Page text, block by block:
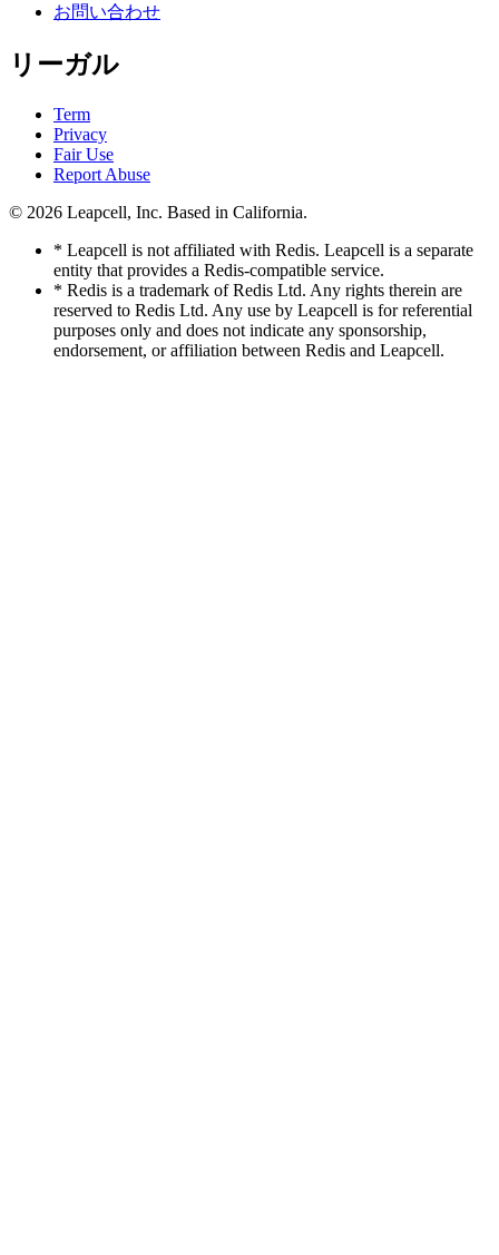
お問い合わせ
リーガル
Term
Privacy
Fair Use
Report Abuse
© 2026 Leapcell, Inc. Based in California.
* Leapcell is not affiliated with Redis. Leapcell is a separate
entity that provides a Redis-compatible service.
* Redis is a trademark of Redis Ltd. Any rights therein are
reserved to Redis Ltd. Any use by Leapcell is for referential
purposes only and does not indicate any sponsorship,
endorsement, or affiliation between Redis and Leapcell.